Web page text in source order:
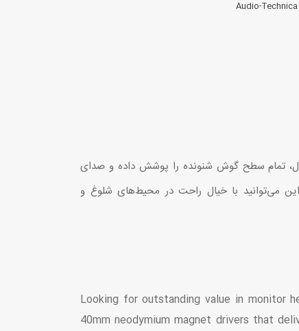
تمام سطح گوش شنونده را پوشش داده و صدای
می‌توانید با خیال راحت در محیط‌های شلوغ و
Looking for outstanding value in monitor
40mm neodymium magnet drivers that